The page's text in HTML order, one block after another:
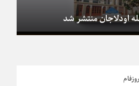
اودلاجان منتشر شد